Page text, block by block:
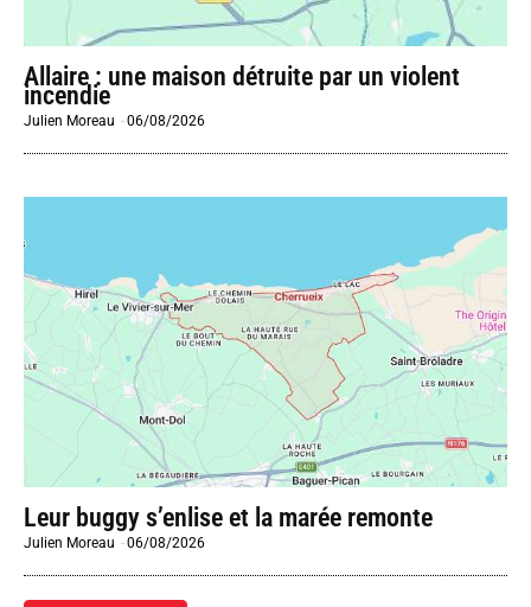
Allaire : une maison détruite par un violent
incendie
Julien Moreau -06/08/2026
Leur buggy s’enlise et la marée remonte
Julien Moreau -06/08/2026